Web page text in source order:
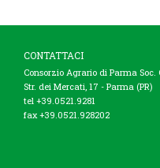
CONTATTACI
Consorzio Agrario di Parma Soc.
Str. dei Mercati, 17 - Parma (PR)
tel +39.0521.9281
fax +39.0521.928202